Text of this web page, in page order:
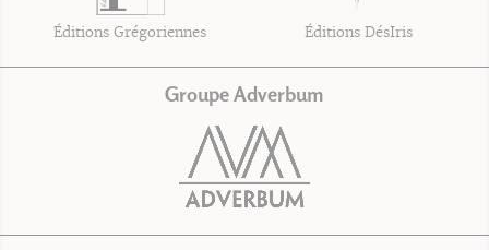
Éditions Grégoriennes Éditions DésIris
Groupe Adverbum